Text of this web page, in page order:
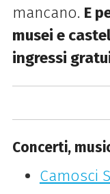
mancano. E
musei e
ingressi
Chiedi a Ch
Concerti,
Camosci